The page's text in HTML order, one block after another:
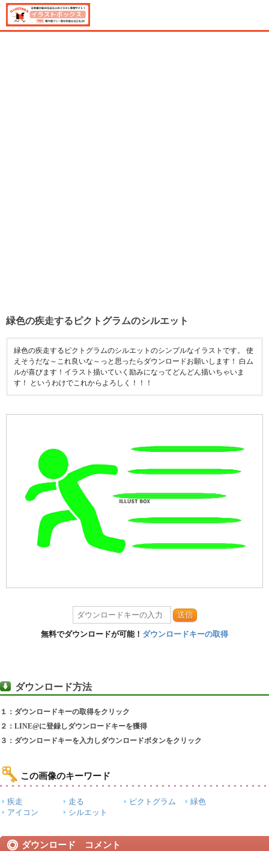
緑色の疾走するピクトグラムのシルエット
緑色の疾走するピクトグラムのシルエットのシンプルなイラストです。 使
えそうだな～これ良いな～っと思ったらダウンロードお願いします！ 白ム
ルが喜びます！イラスト描いていく励みになってどんどん描いちゃいま
す！ というわけでこれからよろしく！！！
送信
無料でダウンロードが可能！ ダウンロードキーの取得
ダウンロード方法
１：ダウンロードキーの取得をクリック
２：LINE@に登録しダウンロードキーを獲得
３：ダウンロードキーを入力しダウンロードボタンをクリック
この画像のキーワード
疾走 走る ピクトグラム
緑色
アイコン
シルエット
ダウンロード コメント